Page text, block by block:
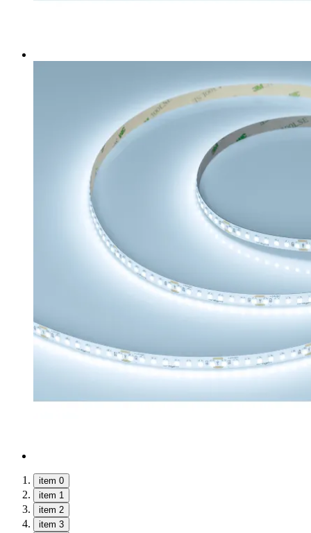
item 0
item 1
item 2
item 3